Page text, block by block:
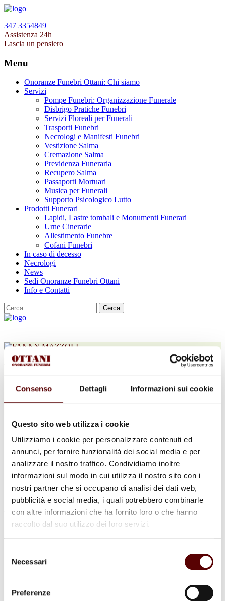
Consenso Dettagli Informazioni sui cookie
Questo sito web utilizza i cookie
Utilizziamo i cookie per personalizzare contenuti ed
annunci, per fornire funzionalità dei social media e per
analizzare il nostro traffico. Condividiamo inoltre
informazioni sul modo in cui utilizza il nostro sito con i
nostri partner che si occupano di analisi dei dati web,
pubblicità e social media, i quali potrebbero combinarle
con altre informazioni che ha fornito loro o che hanno
raccolto dal suo utilizzo dei loro servizi.
delNecessari
Preferenze
347 3354849
Assistenza 24h
Lascia un pensiero
Menu
Onoranze Funebri Ottani: Chi siamo
Servizi
Pompe Funebri: Organizzazione Funerale
Disbrigo Pratiche Funebri
Servizi Floreali per Funerali
Trasporti Funebri
Necrologi e Manifesti Funebri
Vestizione Salma
Cremazione Salma
Previdenza Funeraria
Recupero Salma
Passaporti Mortuari
Musica per Funerali
Supporto Psicologico Lutto
Prodotti Funerari
Lapidi, Lastre tombali e Monumenti Funerari
Urne Cinerarie
Allestimento Funebre
Cofani Funebri
In caso di decesso
Necrologi
News
Sedi Onoranze Funebri Ottani
Info e Contatti
Cerca
per:
FANNY MAZZOLI
VED. LAMBERTINI
Condividi questa pagina
Commenti (2)
Rispondi